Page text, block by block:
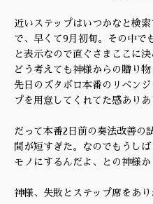
近いステップはいつかなと検
で、早くて9月初旬。その中で
と表示なので直ぐさまここに
どう考えても神様からの贈り
先日のズタボロ本番のリベン
プを用意してくれてた感あり
だって本番2日前の奏法改善の
間が短すぎた。なのでもうし
モノにするんだよ、との神様か
神様、失敗とステップ席をあり